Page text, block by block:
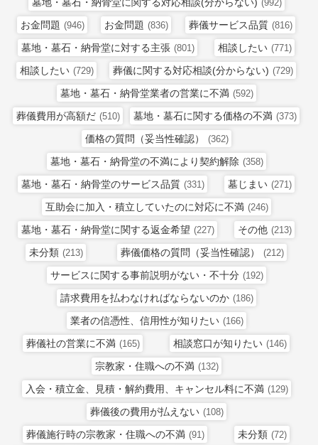
(992)
お金問題 (946) お金問題 (836) 葬儀サービス品質 (816)
墓地・墓石・納骨堂に対する主張 (801) 相談したい (771)
相談したい (729) 葬儀に関する対応相談(分からない) (729)
墓地・墓石・納骨堂業者の営業に不満 (592)
葬儀費用が高額だ (510) 墓地・墓石に関する価格の不満 (373)
価格の質問（妥当性確認） (362)
墓地・墓石・納骨堂の不満により契約解除 (358)
墓地・墓石・納骨堂のサービス品質 (331) 墓じまい (271)
互助会に加入・積立していたのに対応に不満 (246)
墓地・墓石・納骨堂に関する返金希望 (227) その他 (213)
未分類 (213) 葬儀価格の質問（妥当性確認） (212)
サービスに関する事前説明がない・不十分 (192)
請求費用を払わなければならないのか (186)
業者の信憑性、信用性が知りたい (166)
葬儀社の営業に不満 (165) 相談窓口が知りたい (146)
宗教家・住職への不満 (132)
入会・積立金、見積・解約費用、キャンセル料に不満 (129)
葬儀後の費用が払えない (108)
葬儀施行時の宗教家・住職への不満 (91) 未分類 (72)